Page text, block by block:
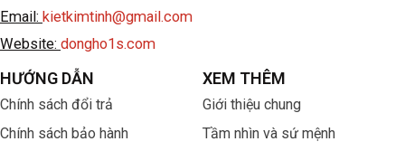
Email: kietkimtinh@gmail.com
Website: dongho1s.com
HƯỚNG DẪN
Chính sách đổi trả
Chính sách bảo hành
XEM THÊM
Giới thiệu chung
Tầm nhìn và sứ mệnh